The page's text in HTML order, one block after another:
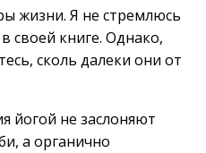
жизни. Я не стремлюсь
своей книге. Однако,
сколь далеки они от
йогой не заслоняют
а органично